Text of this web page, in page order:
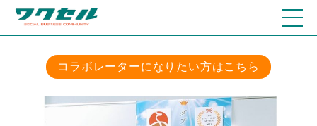
コラボレーターになりたい方はこちら